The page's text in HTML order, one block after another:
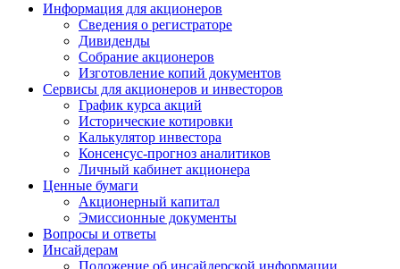
Информация для акционеров
Сведения о регистраторе
Дивиденды
Собрание акционеров
Изготовление копий документов
Сервисы для акционеров и инвесторов
График курса акций
Исторические котировки
Калькулятор инвестора
Консенсус-прогноз аналитиков
Личный кабинет акционера
Ценные бумаги
Акционерный капитал
Эмиссионные документы
Вопросы и ответы
Инсайдерам